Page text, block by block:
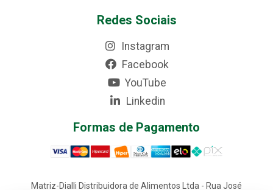
Redes Sociais
Instagram
Facebook
YouTube
Linkedin
Formas de Pagamento
Matriz-Dialli Distribuidora de Alimentos Ltda - Rua José